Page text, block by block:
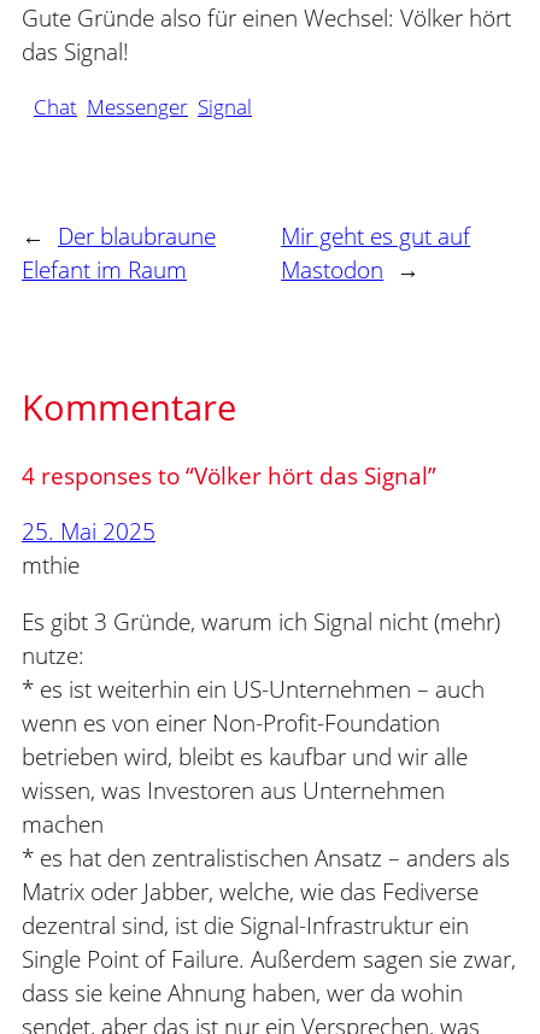
Gute Gründe also für einen Wechsel: Völker hört
das Signal!
Chat Messenger Signal
←
Der blaubraune
Elefant im Raum
Mir geht es gut auf
Mastodon →
Kommentare
4 responses to “Völker hört das Signal”
25. Mai 2025
mthie
Es gibt 3 Gründe, warum ich Signal nicht (mehr)
nutze:
* es ist weiterhin ein US-Unternehmen – auch
wenn es von einer Non-Profit-Foundation
betrieben wird, bleibt es kaufbar und wir alle
wissen, was Investoren aus Unternehmen
machen
* es hat den zentralistischen Ansatz – anders als
Matrix oder Jabber, welche, wie das Fediverse
dezentral sind, ist die Signal-Infrastruktur ein
Single Point of Failure. Außerdem sagen sie zwar,
dass sie keine Ahnung haben, wer da wohin
sendet, aber das ist nur ein Versprechen, was